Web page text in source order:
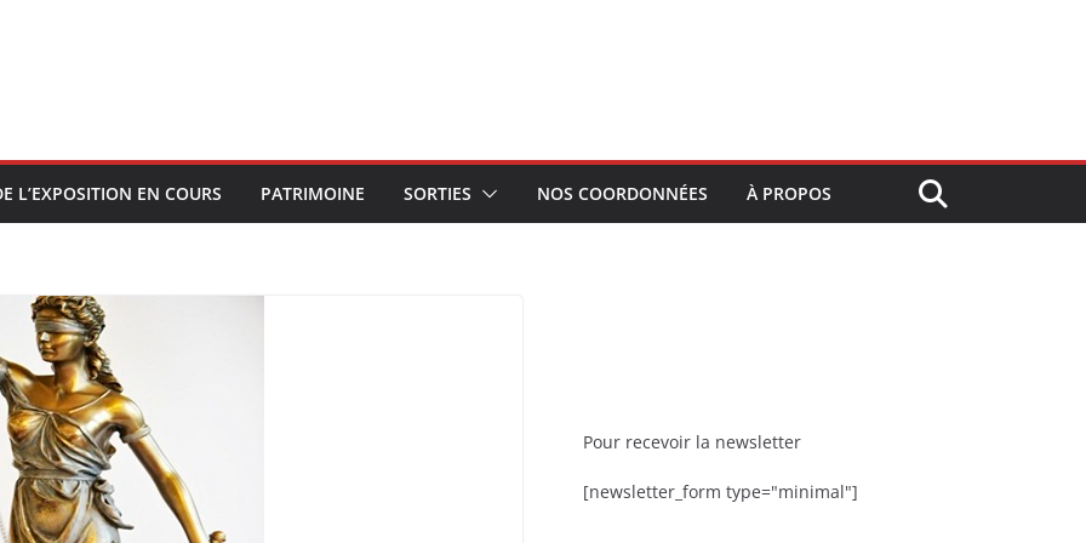
L’EXPOSITION EN COURS PATRIMOINE SORTIES NOS COORDONNÉES À PROPOS
Pour recevoir la newsletter
[newsletter_form type="minimal"]